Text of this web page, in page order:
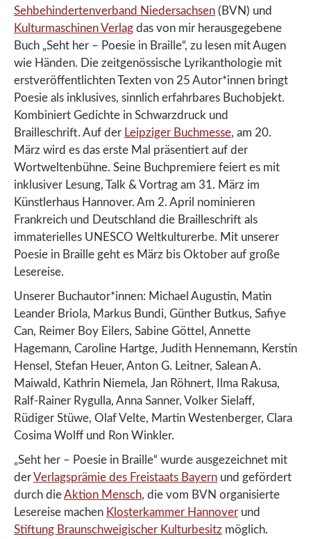
Sehbehindertenverband Niedersachsen (BVN) und
Kulturmaschinen Verlag das von mir herausgegebene
Buch „Seht her – Poesie in Braille“, zu lesen mit Augen
wie Händen. Die zeitgenössische Lyrikanthologie mit
erstveröffentlichten Texten von 25 Autor*innen bringt
Poesie als inklusives, sinnlich erfahrbares Buchobjekt.
Kombiniert Gedichte in Schwarzdruck und
Brailleschrift. Auf der Leipziger Buchmesse, am 20.
März wird es das erste Mal präsentiert auf der
Wortweltenbühne. Seine Buchpremiere feiert es mit
inklusiver Lesung, Talk & Vortrag am 31. März im
Künstlerhaus Hannover. Am 2. April nominieren
Frankreich und Deutschland die Brailleschrift als
immaterielles UNESCO Weltkulturerbe. Mit unserer
Poesie in Braille geht es März bis Oktober auf große
Lesereise.
Unserer Buchautor*innen: Michael Augustin, Matin
Leander Briola, Markus Bundi, Günther Butkus, Safiye
Can, Reimer Boy Eilers, Sabine Göttel, Annette
Hagemann, Caroline Hartge, Judith Hennemann, Kerstin
Hensel, Stefan Heuer, Anton G. Leitner, Salean A.
Maiwald, Kathrin Niemela, Jan Röhnert, Ilma Rakusa,
Ralf-Rainer Rygulla, Anna Sanner, Volker Sielaff,
Rüdiger Stüwe, Olaf Velte, Martin Westenberger, Clara
Cosima Wolff und Ron Winkler.
„Seht her – Poesie in Braille“ wurde ausgezeichnet mit
derVerlagsprämie des Freistaats Bayern und gefördert
durch dieAktion Mensch, die vom BVN organisierte
Lesereise machen Klosterkammer Hannover und
Stiftung Braunschweigischer Kulturbesitz möglich.